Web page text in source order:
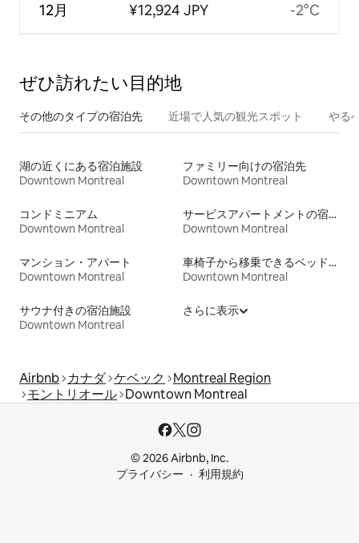
12月 ¥12,924 JPY -2°C
ぜひ訪⁠れ⁠た⁠い目⁠的⁠地
その他のタ⁠イ⁠プ⁠の宿⁠泊⁠先 近場で人気の観光スポット やる
湖の近くにある宿泊施設
Downtown Montreal
ファミリー向けの宿泊先
Downtown Montreal
コンドミニアム
Downtown Montreal
サービスアパートメントの宿泊施設
Downtown Montreal
マンション・アパート
Downtown Montreal
車椅子から移乗できるベッドがある宿泊施設
Downtown Montreal
サウナ付きの宿泊施設
Downtown Montreal
さらに表示
Airbnb カナダ ケベック
Montreal Region
モントリオール Downtown Montreal
© 2026 Airbnb, Inc.
プライバシー
利用規約